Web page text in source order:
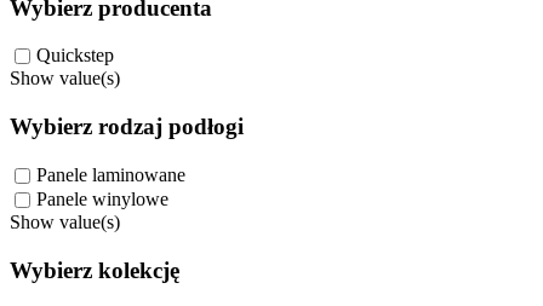
Wybierz producenta
Quickstep
Show value(s)
Wybierz rodzaj podłogi
Panele laminowane
Panele winylowe
Show value(s)
Wybierz kolekcję